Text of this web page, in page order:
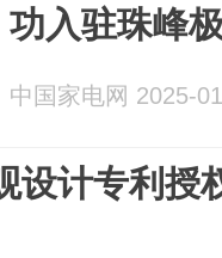
功入驻珠峰
中国家电网 2025-
设计专利授